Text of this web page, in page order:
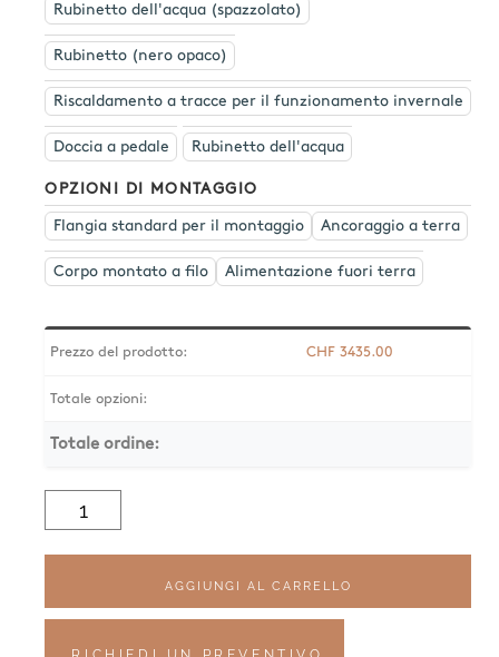
Rubinetto dell'acqua (spazzolato)
Rubinetto (nero opaco)
Riscaldamento a tracce per il funzionamento invernale
Doccia a pedale Rubinetto dell'acqua
OPZIONI DI MONTAGGIO
Flangia standard per il montaggio Ancoraggio a terra
Corpo montato a filo Alimentazione fuori terra
Prezzo del prodotto: CHF 3435.00
Totale opzioni:
Totale ordine:
Club
AGGIUNGI AL CARRELLO